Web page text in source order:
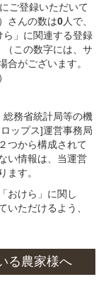
ご登録いただいて
さんの数は0人で、
ら」に関連する登録
この数字には、サ
合がございます。
務省統計局等の機
ップス]運営事務局
つから構成されて
い情報は、当運営
ます。
おけら」に関し
いただけるよう、
る 農家様へ